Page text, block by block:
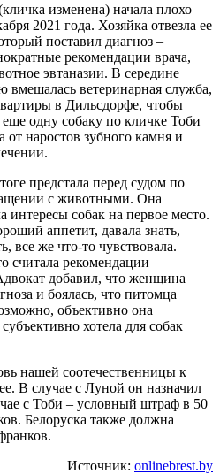
изменена) начала плохо
2021 года. Хозяйка отвезла ее
поставил диагноз –
рекомендации врача,
эвтаназии. В середине
вмешалась ветеринарная служба,
в Дильсдорфе, чтобы
одну собаку по кличке Тоби
от наростов зубного камня и
предстала перед судом по
с животными. Она
интересы собак на первое место.
аппетит, давала знать,
все же что-то чувствовала.
считала рекомендации
добавил, что женщина
и боялась, что питомца
объективно она
хотела для собак
нашей соотечественницы к
В случае с Луной он назначил
с Тоби – условный штраф в 50
Белоруска также должна
Источник: onlinebrest.by